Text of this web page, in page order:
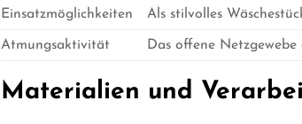
Einsatzmöglichkeiten Als stilvolles
Atmungsaktivität Das offene
Materialien und